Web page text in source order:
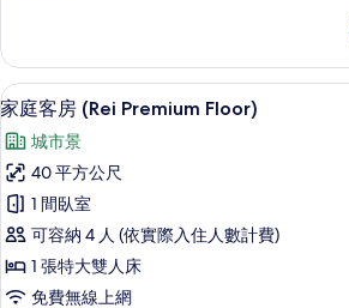
雙
人
床
(Yu
Standard
Floor)
的
所
有
客
房,
1
張
特
大
雙
人
床
(Yu
Standard
Floor)
顯
示
家
庭
客
房
(Rei
高級寢具
7
家庭客房 (Rei Premium Floor)
城市景
40 平方公尺
1 間臥室
可容納 4 人 (依實際入住人數計費)
1 張特大雙人床
免費無線上網